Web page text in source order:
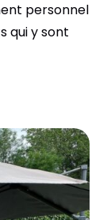
personnel
qui y sont